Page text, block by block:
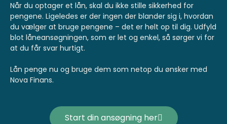
Når du optager et lån, skal du ikke stille sikkerhed for
pengene. Ligeledes er der ingen der blander sig i, hvordan
du vælger at bruge pengene – det er helt op til dig. Udfyld
blot låneansøgningen, som er let og enkel, så sørger vi for
at du får svar hurtigt.
Lån penge nu og bruge dem som netop du ønsker med
Nova Finans.
Start din ansøgning her